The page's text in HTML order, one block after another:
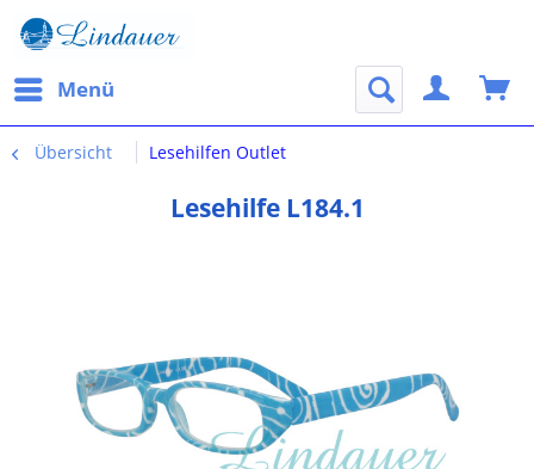
Menü
Übersicht Lesehilfen Outlet
Lesehilfe L184.1